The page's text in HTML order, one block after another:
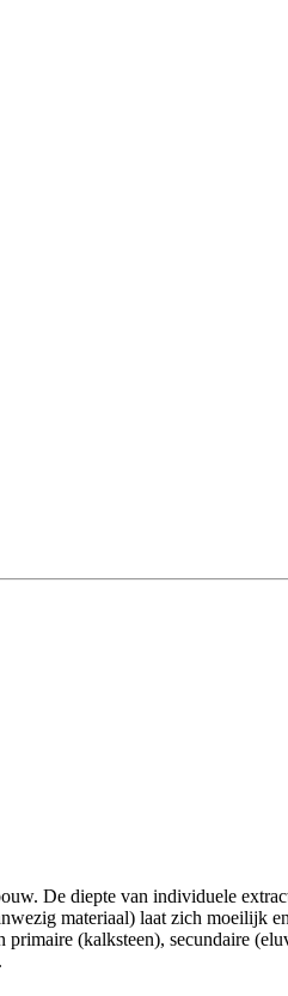
De diepte van individuele
materiaal) laat zich moeilijk
(kalksteen), secundaire